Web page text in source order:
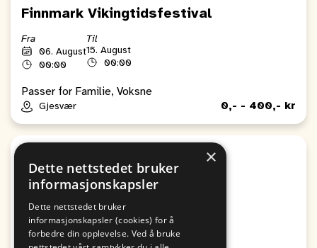
Finnmark Vikingtidsfestival
Fra
06. August
00:00
Til
15. August
00:00
Passer for Familie, Voksne
Gjesvær 0,- - 400,- kr
Egenandel Altaturnering
Fra
Til
09. August
11:00
×
Dette nettstedet bruker
informasjonskapsler
Dette nettstedet bruker
informasjonskapsler (cookies) for å
forbedre din opplevelse. Ved å bruke